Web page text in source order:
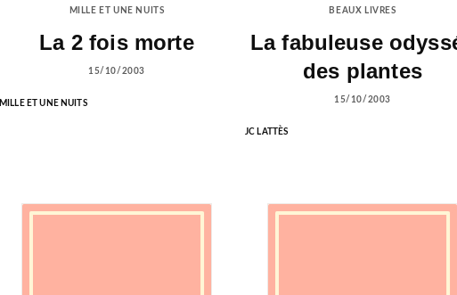
MILLE ET UNE NUITS
La 2 fois morte
15/10/2003
MILLE ET UNE NUITS
BEAUX LIVRES
La fabuleuse
des plantes
15/10/2003
JC LATTÈS